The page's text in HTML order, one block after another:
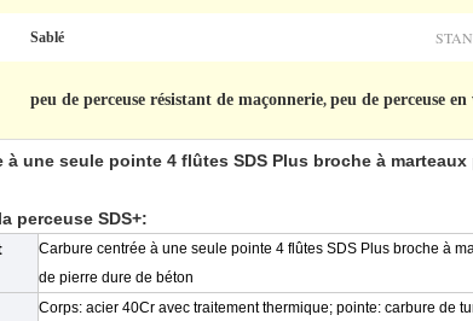
Sablé
peu de perceuse résistant de maçonnerie, peu de perceuse
à une seule pointe 4 flûtes SDS Plus broche à
perceuse SDS+:
Carbure centrée à une seule pointe 4 flûtes SDS Plus broche à
de pierre dure de béton
Corps: acier 40Cr avec traitement thermique; pointe: carbure de